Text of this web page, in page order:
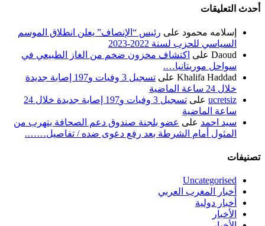
أحدث التعليقات
إسلامه محمود على رئيس “الإنصاف” يعلن انطلاق الموسم
السياسي للحزب لسنة 2022-2023
Daoud على اكتشاف مخزون ضخم من الغاز الطبيعي في
سواحل موريتانيا….
Khalifa Haddad على
تسجيل 3 وفيات و197 إصابة جديدة
خلال 24 ساعة الماضية
ucretsiz على
تسجيل 3 وفيات و197 إصابة جديدة خلال 24
ساعة الماضية
سيد احمد على عضو بلجنة صندوق دعم الصحافة يتهرب من
المثول أمام الشرطة بعد رفع دعوى ضده / تفاصيل…….
تصنيفات
Uncategorised
أخبار المغرب العربي
أخبار دولية
الأخبار